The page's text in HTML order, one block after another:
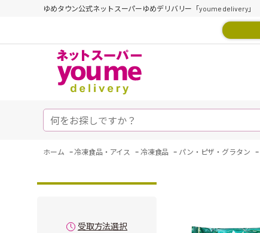
ゆめタウン公式ネットスーパーゆめデリバリー「youme delivery」
ホーム - 冷凍食品・アイス - 冷凍食品 - パン・ピザ・グラタン -
受取方法選択